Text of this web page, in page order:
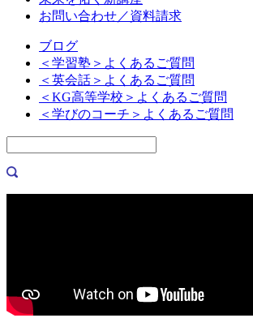
お問い合わせ／資料請求
ブログ
＜学習塾＞よくあるご質問
＜英会話＞よくあるご質問
＜KG高等学校＞よくあるご質問
＜学びのコーチ＞よくあるご質問